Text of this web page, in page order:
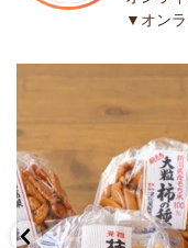
▼オン